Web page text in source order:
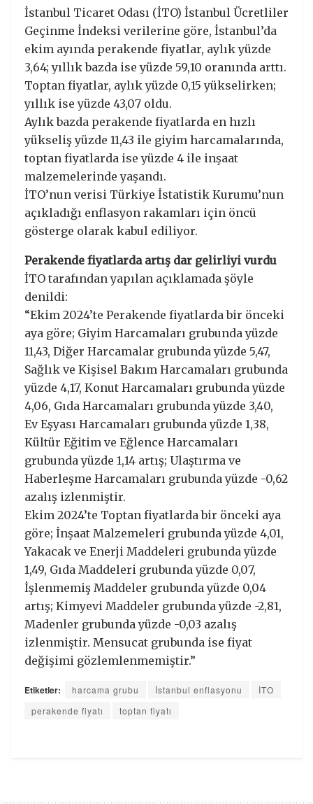
İstanbul Ticaret Odası (İTO) İstanbul Ücretliler
Geçinme İndeksi verilerine göre, İstanbul’da
ekim ayında perakende fiyatlar, aylık yüzde
3,64; yıllık bazda ise yüzde 59,10 oranında arttı.
Toptan fiyatlar, aylık yüzde 0,15 yükselirken;
yıllık ise yüzde 43,07 oldu.
Aylık bazda perakende fiyatlarda en hızlı
yükseliş yüzde 11,43 ile giyim harcamalarında,
toptan fiyatlarda ise yüzde 4 ile inşaat
malzemelerinde yaşandı.
İTO’nun verisi Türkiye İstatistik Kurumu’nun
açıkladığı enflasyon rakamları için öncü
gösterge olarak kabul ediliyor.
Perakende fiyatlarda artış dar gelirliyi vurdu
İTO tarafından yapılan açıklamada şöyle
denildi:
“Ekim 2024’te Perakende fiyatlarda bir önceki
aya göre; Giyim Harcamaları grubunda yüzde
11,43, Diğer Harcamalar grubunda yüzde 5,47,
Sağlık ve Kişisel Bakım Harcamaları grubunda
yüzde 4,17, Konut Harcamaları grubunda yüzde
4,06, Gıda Harcamaları grubunda yüzde 3,40,
Ev Eşyası Harcamaları grubunda yüzde 1,38,
Kültür Eğitim ve Eğlence Harcamaları
grubunda yüzde 1,14 artış; Ulaştırma ve
Haberleşme Harcamaları grubunda yüzde -0,62
azalış izlenmiştir.
Ekim 2024’te Toptan fiyatlarda bir önceki aya
göre; İnşaat Malzemeleri grubunda yüzde 4,01,
Yakacak ve Enerji Maddeleri grubunda yüzde
1,49, Gıda Maddeleri grubunda yüzde 0,07,
İşlenmemiş Maddeler grubunda yüzde 0,04
artış; Kimyevi Maddeler grubunda yüzde -2,81,
Madenler grubunda yüzde -0,03 azalış
izlenmiştir. Mensucat grubunda ise fiyat
değişimi gözlemlenmemiştir.”
Etiketler: harcama grubu İstanbul enflasyonu
İTO
perakende fiyatı
toptan fiyatı